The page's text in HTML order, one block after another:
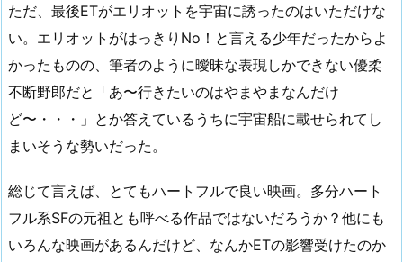
ただ、最後ETがエリオットを宇宙に誘ったのはいただけな
い。エリオットがはっきりNo！と言える少年だったからよ
かったものの、筆者のように曖昧な表現しかできない優柔
不断野郎だと「あ〜行きたいのはやまやまなんだけ
ど〜・・・」とか答えているうちに宇宙船に載せられてし
まいそうな勢いだった。
総じて言えば、とてもハートフルで良い映画。多分ハート
フル系SFの元祖とも呼べる作品ではないだろうか？他にも
いろんな映画があるんだけど、なんかETの影響受けたのか